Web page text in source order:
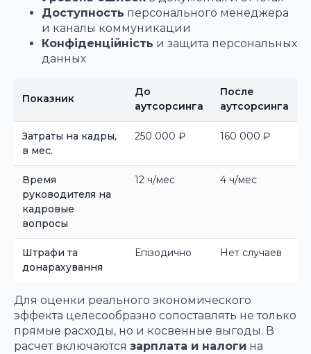
Доступность персонального менеджера
и каналы коммуникации
Конфіденційність и защита персональных
данных
Показник
До
аутсорсинга
После
аутсорсинга
Затраты на кадры,
в мес.
250 000 ₽ 160 000 ₽
Время
руководителя на
кадровые
вопросы
12 ч/мес 4 ч/мес
Штрафи та
донарахування
Епізодично Нет случаев
Для оценки реального экономического
эффекта целесообразно сопоставлять не только
прямые расходы, но и косвенные выгоды. В
расчет включаются зарплата и налоги на